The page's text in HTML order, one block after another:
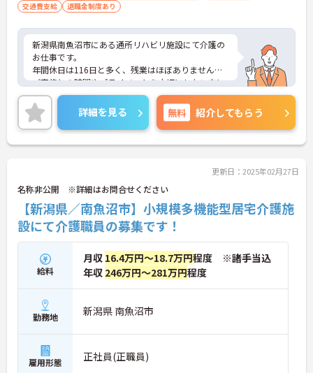
交通費支給
退職金制度あり
新潟県南魚沼市にある通所リハビリ施設にて介護の
お仕事です。
年間休日は116日と多く、残業はほぼありません。
ご家族との時間やプライベートを大切にしたい方に
もおすすめです◎
ご興味がある方は是非一度マイナビまでお問い合わ
せください。さらに詳細などお伝えします！
詳細を見る 無料 紹介してもらう
更新日：2025年02月27日
名称非公開 ※詳細はお問合せください
【新潟県／南魚沼市】小規模多機能型居宅介護施
設にて介護職員の募集です！
給料
月収 16.4万円～18.7万円程度 ※諸手当込
年収 246万円～281万円程度
勤務地 新潟県 南魚沼市
雇用形態 正社員(正職員)